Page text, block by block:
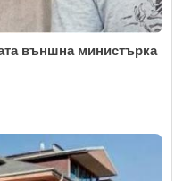
външна министърка